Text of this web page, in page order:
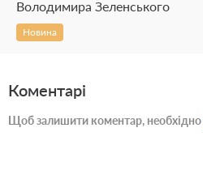
Володимира Зеленського
Новина
Коментарі
Щоб залишити коментар, необхідно